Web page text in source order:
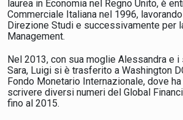
laurea in Economia nel Regno Unito, è
Commerciale Italiana nel 1996,
Direzione Studi e successivamente per
Management.
Nel 2013, con sua moglie Alessandra e
Sara, Luigi si è trasferito a Washington
Fondo Monetario Internazionale, dove
scrivere diversi numeri del Global
fino al 2015.